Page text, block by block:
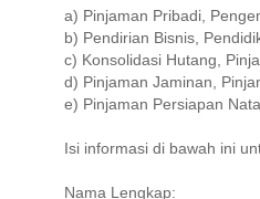
a) Pinjaman Pribadi,
b) Pendirian Bisnis,
c) Konsolidasi Hutang,
d) Pinjaman Jaminan,
e) Pinjaman Persiapan
Isi informasi di bawah ini
Nama Lengkap: